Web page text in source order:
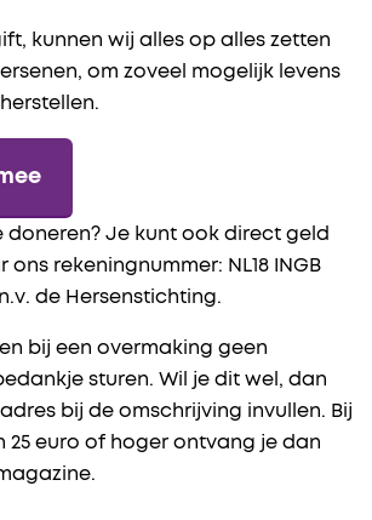
kunnen wij alles op alles zetten
om zoveel mogelijk levens
doneren? Je kunt ook direct geld
rekeningnummer: NL18 INGB
de Hersenstichting.
bij een overmaking geen
sturen. Wil je dit wel, dan
bij de omschrijving invullen. Bij
25 euro of hoger ontvang je dan